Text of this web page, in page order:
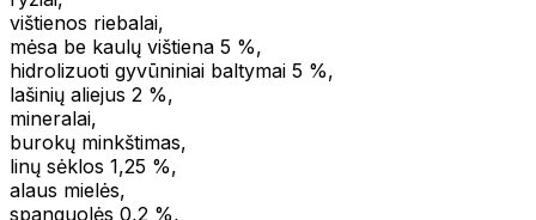
vištienos riebalai,
mėsa be kaulų vištiena 5 %,
hidrolizuoti gyvūniniai baltymai 5 %,
lašinių aliejus 2 %,
mineralai,
burokų minkštimas,
linų sėklos 1,25 %,
alaus mielės,
spanguolės 0,2 %,